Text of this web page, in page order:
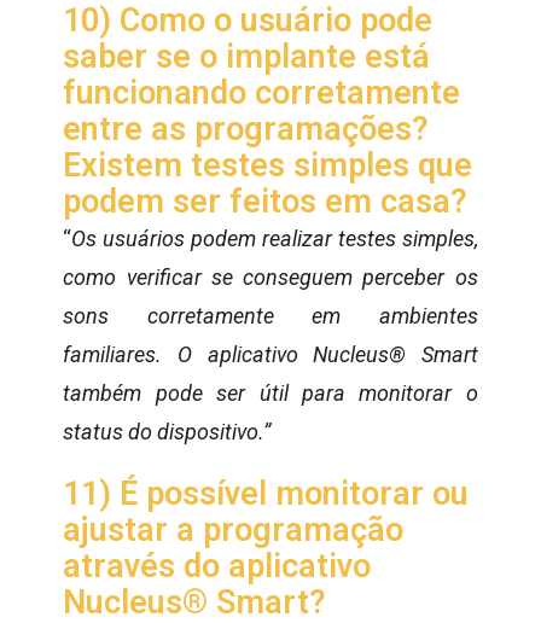
10) Como o usuário pode
saber se o implante está
funcionando corretamente
entre as programações?
Existem testes simples que
podem ser feitos em casa?
“Os usuários podem realizar testes simples,
como verificar se conseguem perceber os
sons corretamente em ambientes
familiares. O aplicativo Nucleus® Smart
também pode ser útil para monitorar o
status do dispositivo.”
11) É possível monitorar ou
ajustar a programação
através do aplicativo
Nucleus® Smart?